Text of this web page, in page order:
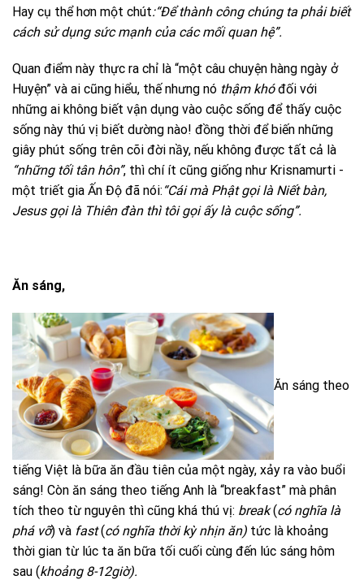
Hay cụ thể hơn một chút:“Để thành công chúng ta phải biết
cách sử dụng sức mạnh của các mối quan hệ”.
Quan điểm này thực ra chỉ là “một câu chuyện hàng ngày ở
Huyện” và ai cũng hiểu, thế nhưng nó thậm khóđối với
những ai không biết vận dụng vào cuộc sống để thấy cuộc
sống này thú vị biết dường nào! đồng thời để biến những
giây phút sống trên cõi đời nầy, nếu không được tất cả là
“những tối tân hôn”, thì chí ít cũng giống như Krisnamurti -
một triết gia Ấn Độ đã nói: “Cái mà Phật gọi là Niết bàn,
Jesus gọi là Thiên đàn thì tôi gọi ấy là cuộc sống”.
Ăn sáng,
Ăn sáng theo
tiếng Việt là bữa ăn đầu tiên của một ngày, xảy ra vào buổi
sáng! Còn ăn sáng theo tiếng Anh là “breakfast” mà phân
tích theo từ nguyên thì cũng khá thú vị: break(có nghĩa là
phá vỡ) và fast(có nghĩa thời kỳ nhịn ăn) tức là khoảng
thời gian từ lúc ta ăn bữa tối cuối cùng đến lúc sáng hôm
sau (khoảng 8-12giờ).